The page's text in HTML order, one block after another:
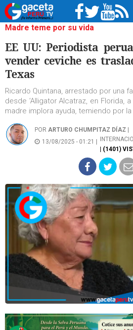
Madre teme por su vida
EE UU: Periodista
vender ceviche es
Texas
Ricardo Quintana, arrestado por una
desde ‘Alligator Alcatraz, en Florida,
madre implora ayuda, temiendo por
POR ARTURO CHUMPITAZ DÍAZ
13/08/2025 - 01:21 |
| (1401)